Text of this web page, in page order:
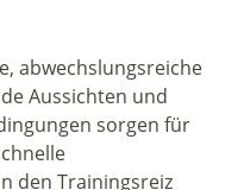
abwechslungsreiche
Aussichten und
sorgen für
den Trainingsreiz